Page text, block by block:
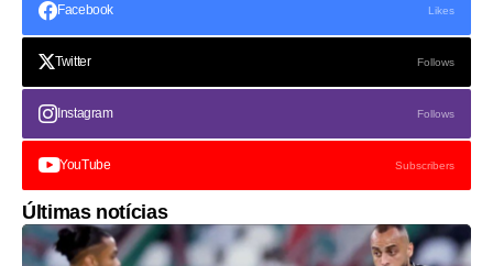
Facebook Likes
Twitter Follows
Instagram Follows
YouTube Subscribers
Últimas notícias